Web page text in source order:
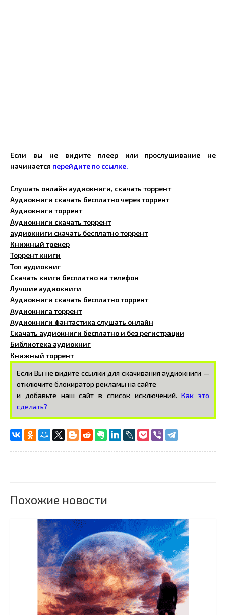
Если вы не видите плеер или прослушивание не
начинается перейдите по ссылке.
Слушать онлайн аудиокниги, скачать торрент
Аудиокниги скачать бесплатно через торрент
Аудиокниги торрент
Аудиокниги скачать торрент
аудиокниги скачать бесплатно торрент
Книжный трекер
Торрент книги
Топ аудиокниг
Скачать книги бесплатно на телефон
Лучшие аудиокниги
Аудиокниги скачать бесплатно торрент
Аудиокнига торрент
Аудиокниги фантастика слушать онлайн
Скачать аудиокниги бесплатно и без регистрации
Библиотека аудиокниг
Книжный торрент
Если Вы не видите ссылки для скачивания аудиокниги —
отключите блокиратор рекламы на сайте
и добавьте наш сайт в список исключений.Как это
сделать?
Похожие новости